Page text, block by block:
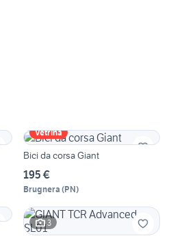
Vetrina
Bici da corsa Giant
195 €
Brugnera (PN)
3